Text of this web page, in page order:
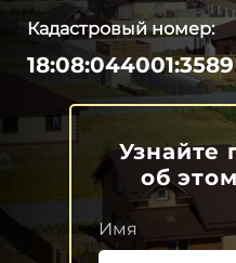
Кадастровый номер:
18:08:044001:3589
Узнайте
об
Имя